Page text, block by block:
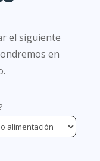
el siguiente
en